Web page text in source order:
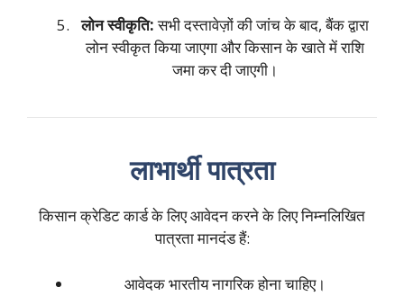
लोन स्वीकृति:सभी दस्तावेज़ों की जांच के बाद, बैंक द्वारा
लोन स्वीकृत किया जाएगा और किसान के खाते में राशि
जमा कर दी जाएगी।
लाभार्थी पात्रता
किसान क्रेडिट कार्ड के लिए आवेदन करने के लिए निम्नलिखित
पात्रता मानदंड हैं:
आवेदक भारतीय नागरिक होना चाहिए।